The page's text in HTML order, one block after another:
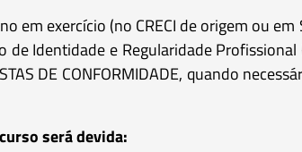
exercício (no CRECI de origem ou
Identidade e Regularidade
DE CONFORMIDADE, quando
será devida: